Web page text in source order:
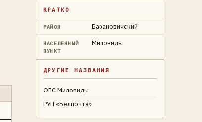
КРАТКО
РАЙОН Барановичский
НАСЕЛЕННЫЙ
ПУНКТ
Миловиды
ДРУГИЕ НАЗВАНИЯ
ОПС Миловиды
РУП «Белпочта»